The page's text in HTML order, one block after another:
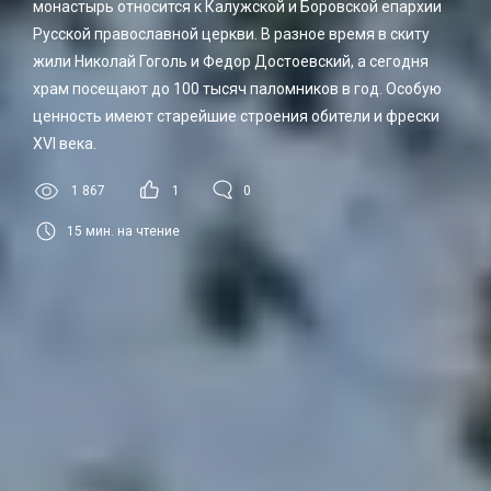
монастырь относится к Калужской и Боровской епархии
Русской православной церкви. В разное время в скиту
жили Николай Гоголь и Федор Достоевский, а сегодня
храм посещают до 100 тысяч паломников в год. Особую
ценность имеют старейшие строения обители и фрески
XVI века.
1 867 1 0
15 мин. на чтение